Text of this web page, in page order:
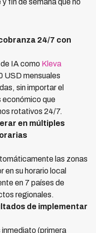
fin de semana que no
24/7 con
IA como Kleva
USD mensuales
sin importar el
económico que
rotativos 24/7.
en múltiples
las zonas
en su horario local
en 7 países de
regionales.
de implementar
(primera